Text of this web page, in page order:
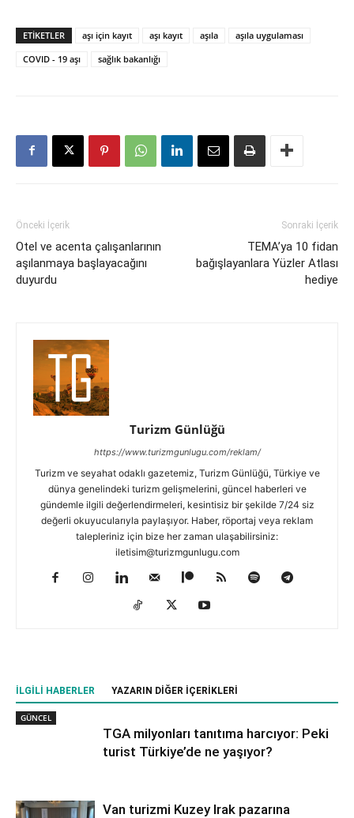
ETIKETLER aşı için kayıt aşı kayıt aşıla
aşıla uygulaması
COVID - 19 aşı
sağlık bakanlığı
Önceki İçerik
Otel ve acenta çalışanlarının
aşılanmaya başlayacağını
duyurdu
Sonraki İçerik
TEMA’ya 10 fidan
bağışlayanlara Yüzler Atlası
hediye
Turizm Günlüğü
https://www.turizmgunlugu.com/reklam/
Turizm ve seyahat odaklı gazetemiz, Turizm Günlüğü, Türkiye ve
dünya genelindeki turizm gelişmelerini, güncel haberleri ve
gündemle ilgili değerlendirmeleri, kesintisiz bir şekilde 7/24 siz
değerli okuyucularıyla paylaşıyor. Haber, röportaj veya reklam
talepleriniz için bize her zaman ulaşabilirsiniz:
iletisim@turizmgunlugu.com
İLGILI HABERLER YAZARIN DIĞER İÇERIKLERI
GÜNCEL
TGA milyonları tanıtıma harcıyor: Peki
turist Türkiye’de ne yaşıyor?
Van turizmi Kuzey Irak pazarına